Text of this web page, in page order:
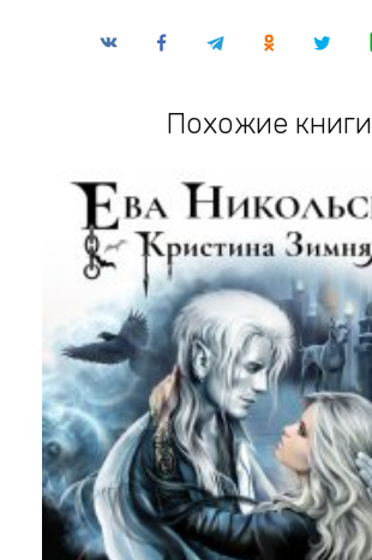
Похожие книги